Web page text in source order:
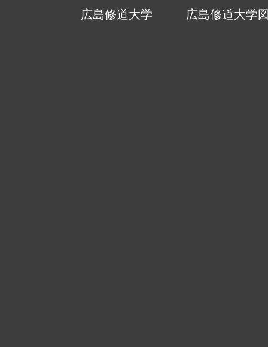
広島修道大学 広島修道大学